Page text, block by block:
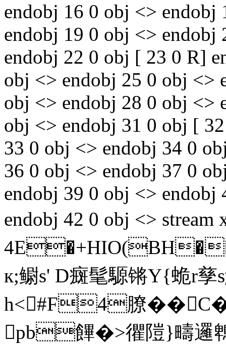
endobj 16 0 obj <>
endobj 19 0 obj <>
endobj 22 0 obj [ 23 0 R]
obj <> endobj 25 0 obj <>
obj <> endobj 28 0 obj <>
obj <> endobj 31 0 obj [
33 0 obj <> endobj 34 0
36 0 obj <> endobj 37 0
endobj 39 0 obj <>
endobj 42 0 obj <> stream
к;鳚s' D癍髦騵锵Y{蛫r孳s
h<#F4膫�
pb饆�>忂隑}疇邏